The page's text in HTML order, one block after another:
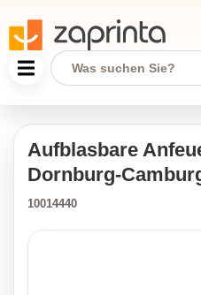
Aufblasbare
Dornburg-
10014440